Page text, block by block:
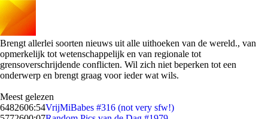
Brengt allerlei soorten nieuws uit alle uithoeken van de wereld., van
opmerkelijk tot wetenschappelijk en van regionale tot
grensoverschrijdende conflicten. Wil zich niet beperken tot een
onderwerp en brengt graag voor ieder wat wils.
Meest gelezen
6482606:54VrijMiBabes #316 (not very sfw!)